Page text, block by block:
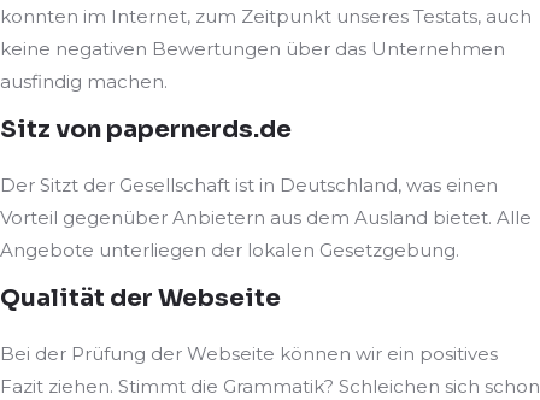
konnten im Internet, zum Zeitpunkt unseres Testats, auch
keine negativen Bewertungen über das Unternehmen
ausfindig machen.
Sitz von papernerds.de
Der Sitzt der Gesellschaft ist in Deutschland, was einen
Vorteil gegenüber Anbietern aus dem Ausland bietet. Alle
Angebote unterliegen der lokalen Gesetzgebung.
Qualität der Webseite
Bei der Prüfung der Webseite können wir ein positives
Fazit ziehen. Stimmt die Grammatik? Schleichen sich schon